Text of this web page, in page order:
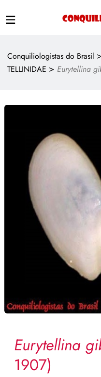
Conquiliologistas do Brasil
TELLINIDAE > Eurytellina
Eurytellina
1907)